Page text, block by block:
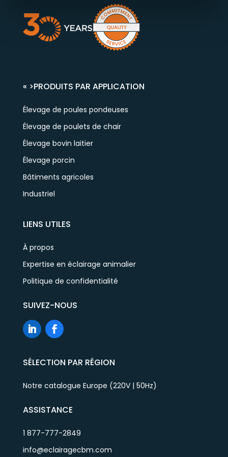
« >PRODUITS PAR APPLICATION
Élevage de poules pondeuses
Élevage de poulets de chair
Élevage bovin laitier
Élevage porcin
Bâtiments agricoles
Industriel
LIENS UTILES
À propos
Expertise en éclairage animalier
Politique de confidentialité
SUIVEZ-NOUS
SÉLECTION PAR RÉGION
Notre catalogue Europe (220V | 50Hz)
ASSISTANCE
1 877-777-2849
info@eclairagecbm.com